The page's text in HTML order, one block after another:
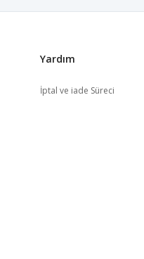
Yardım
İptal ve iade Süreci